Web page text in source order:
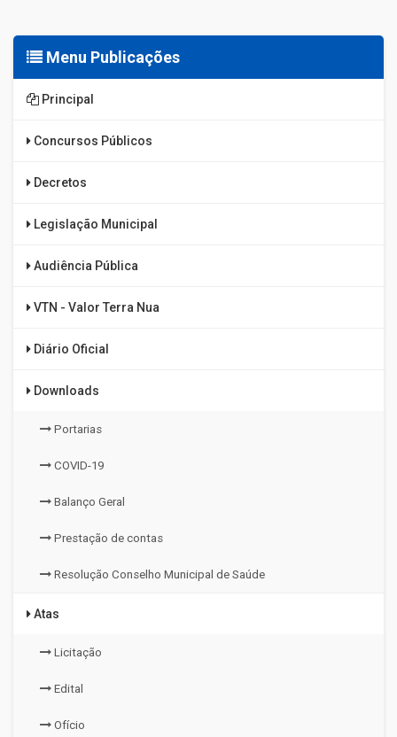
Menu Publicações
Principal
Concursos Públicos
Decretos
Legislação Municipal
Audiência Pública
VTN - Valor Terra Nua
Diário Oficial
Downloads
Portarias
COVID-19
Balanço Geral
Prestação de contas
Resolução Conselho Municipal de Saúde
Atas
Licitação
Edital
Ofício